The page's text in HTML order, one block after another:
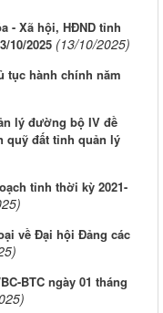
- Xã hội, HĐND tỉnh
10/2025 (13/10/2025)
tục hành chính năm
lý đường bộ IV đề
quỹ đất tỉnh quản lý
tỉnh thời kỳ 2021-
về Đại hội Đảng các
BTC ngày 01 tháng